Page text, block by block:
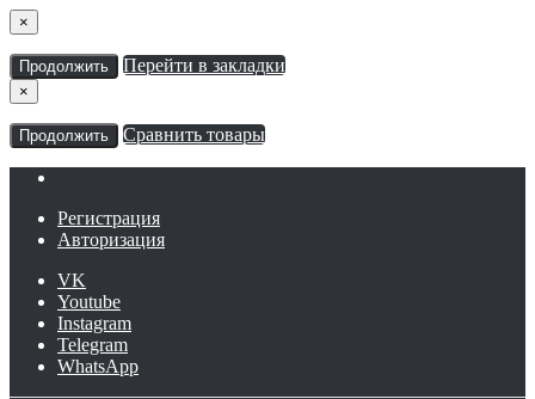
×
Продолжить Перейти в закладки
×
Продолжить Сравнить товары
Регистрация
Авторизация
VK
Youtube
Instagram
Telegram
WhatsApp